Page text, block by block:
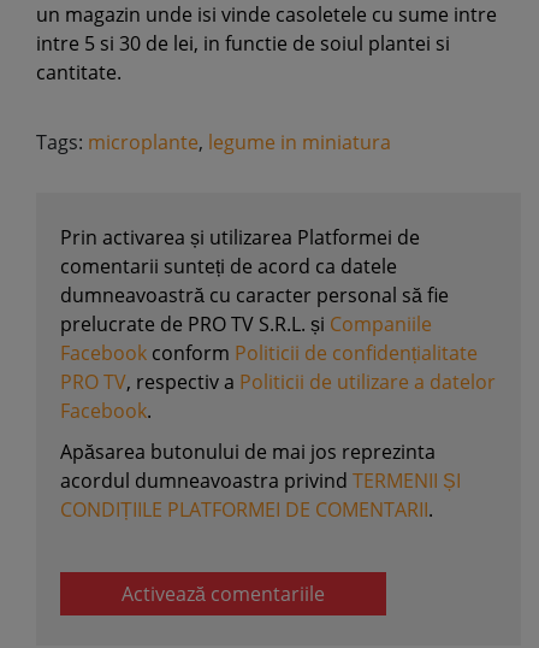
un magazin unde isi vinde casoletele cu sume intre
intre 5 si 30 de lei, in functie de soiul plantei si
cantitate.
Tags: microplante, legume in miniatura
Prin activarea și utilizarea Platformei de
comentarii sunteți de acord ca datele
dumneavoastră cu caracter personal să fie
prelucrate de PRO TV S.R.L. și Companiile
Facebook conform Politicii de confidențialitate
PRO TV, respectiv a Politicii de utilizare a datelor
Facebook.
Apăsarea butonului de mai jos reprezinta
acordul dumneavoastra privind TERMENII ȘI
CONDIȚIILE PLATFORMEI DE COMENTARII.
Activează comentariile